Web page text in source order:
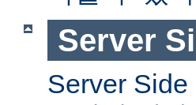
Server
Server